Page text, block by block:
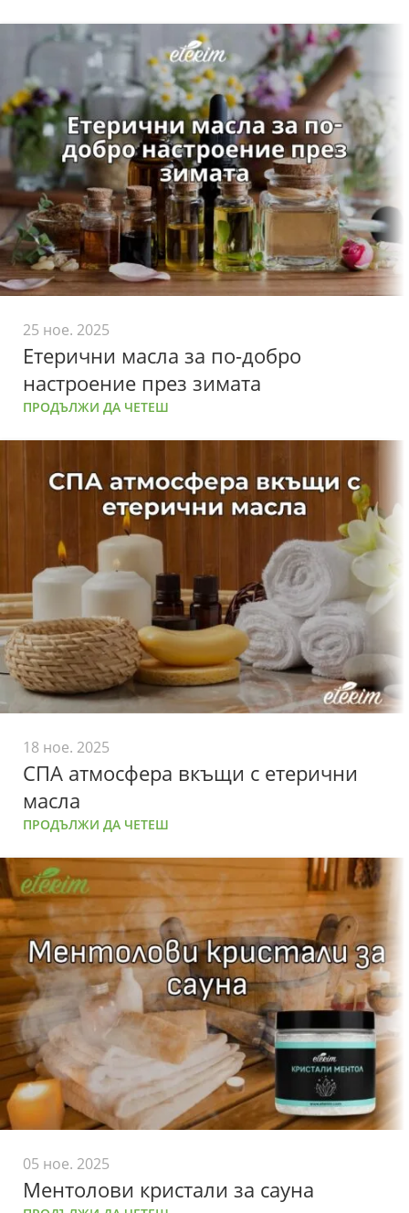
25 ное. 2025
Етерични масла за по-добро
настроение през зимата
ПРОДЪЛЖИ ДА ЧЕТЕШ
18 ное. 2025
СПА атмосфера вкъщи с етерични
масла
ПРОДЪЛЖИ ДА ЧЕТЕШ
05 ное. 2025
Ментолови кристали за сауна